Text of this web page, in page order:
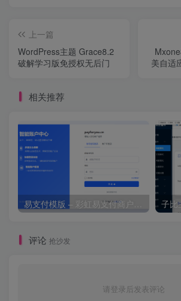
上一篇
WordPress主题 Grace8.2
破解学习版免授权无后门
美自适
相关推荐
子比
评论 抢沙发
请登录后发表评论